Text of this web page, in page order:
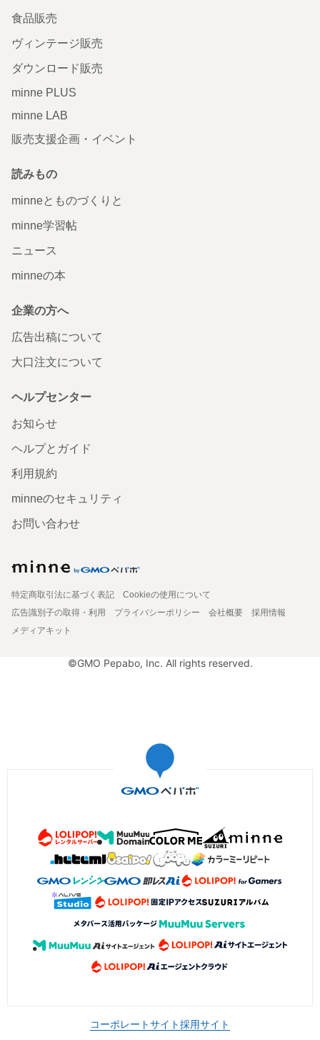
食品販売
ヴィンテージ販売
ダウンロード販売
minne PLUS
minne LAB
販売支援企画・イベント
読みもの
minneとものづくりと
minne学習帖
ニュース
minneの本
企業の方へ
広告出稿について
大口注文について
ヘルプセンター
お知らせ
ヘルプとガイド
利用規約
minneのセキュリティ
お問い合わせ
特定商取引法に基づく表記
Cookieの使用について
広告識別子の取得・利用
プライバシーポリシー 会社概要
採用情報
メディアキット
©GMO Pepabo, Inc. All rights reserved.
コーポレートサイト採用サイト